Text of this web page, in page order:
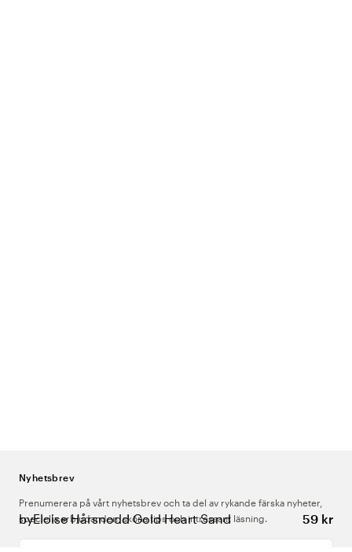
byEloise Hårsnodd Gold Heart Sand 59 kr
Nyhetsbrev
Prenumerera på vårt nyhetsbrev och ta del av rykande färska nyheter,
speciella erbjudanden, sköna tips och intressant läsning.
Ange din e-postadress